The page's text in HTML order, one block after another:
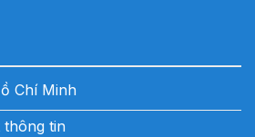
Chí Minh
thông tin